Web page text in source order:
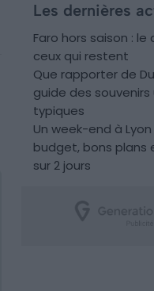
Les dernières
Faro hors saison :
ceux qui restent
Que rapporter de
guide des
typiques
Un week-end à
budget, bons plans
sur 2 jours